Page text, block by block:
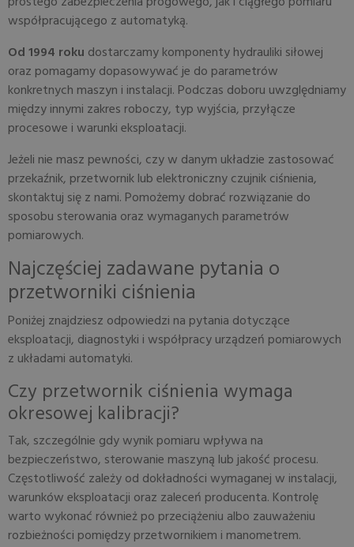
współpracującego z automatyką.
Od 1994 roku dostarczamy komponenty hydrauliki siłowej
oraz pomagamy dopasowywać je do parametrów
konkretnych maszyn i instalacji. Podczas doboru uwzględniamy
między innymi zakres roboczy, typ wyjścia, przyłącze
procesowe i warunki eksploatacji.
Jeżeli nie masz pewności, czy w danym układzie zastosować
przekaźnik, przetwornik lub elektroniczny czujnik ciśnienia,
skontaktuj się z nami. Pomożemy dobrać rozwiązanie do
sposobu sterowania oraz wymaganych parametrów
pomiarowych.
Najczęściej zadawane pytania o
przetworniki ciśnienia
Poniżej znajdziesz odpowiedzi na pytania dotyczące
eksploatacji, diagnostyki i współpracy urządzeń pomiarowych
z układami automatyki.
Czy przetwornik ciśnienia wymaga
okresowej kalibracji?
Tak, szczególnie gdy wynik pomiaru wpływa na
bezpieczeństwo, sterowanie maszyną lub jakość procesu.
Częstotliwość zależy od dokładności wymaganej w instalacji,
warunków eksploatacji oraz zaleceń producenta. Kontrolę
warto wykonać również po przeciążeniu albo zauważeniu
rozbieżności pomiędzy przetwornikiem i manometrem.